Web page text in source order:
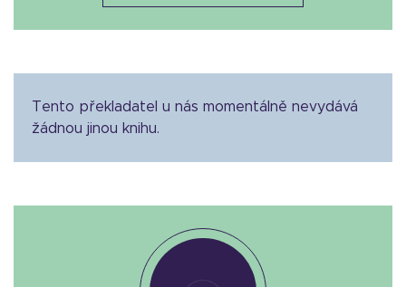
Tento překladatel u nás momentálně nevydává
žádnou jinou knihu.